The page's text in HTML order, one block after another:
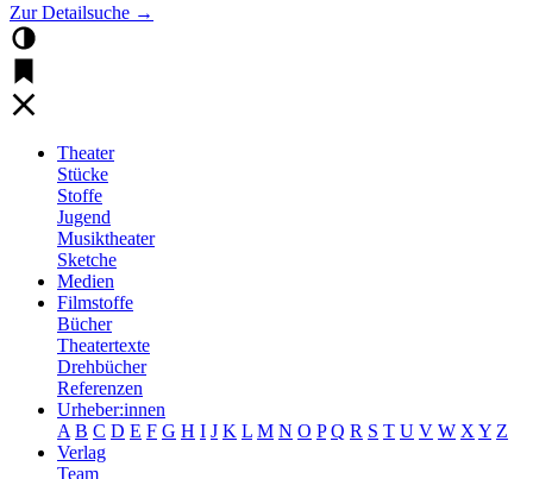
Zur Detailsuche →
Theater
Stücke
Stoffe
Jugend
Musiktheater
Sketche
Medien
Filmstoffe
Bücher
Theatertexte
Drehbücher
Referenzen
Urheber:innen
A B C D E F G H I J K L M N O P Q R S T U V W X Y Z
Verlag
Team